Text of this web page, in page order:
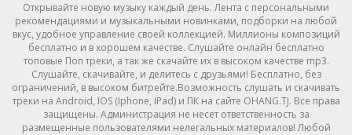
Открывайте новую музыку каждый день. Лента с персональными
рекомендациями и музыкальными новинками, подборки на любой
вкус, удобное управление своей коллекцией. Миллионы композиций
бесплатно и в хорошем качестве. Слушайте онлайн бесплатно
топовые Поп треки, а так же скачайте их в высоком качестве mp3.
Слушайте, скачивайте, и делитесь с друзьями! Бесплатно, без
ограничений, в высоком битрейте.Возможность слушать и скачивать
треки на Android, IOS (Iphone, IPad) и ПК на сайте OHANG.TJ. Все права
защищены. Администрация не несет ответственность за
размещенные пользователями нелегальных материалов! Любой